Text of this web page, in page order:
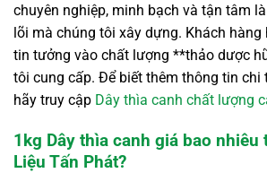
chuyên nghiệp, minh bạch và tận tâm
lõi mà chúng tôi xây dựng. Khách hàng
tin tưởng vào chất lượng **thảo dược
tôi cung cấp. Để biết thêm thông tin chi
hãy truy cập Dây thìa canh chất lượng
1kg Dây thìa canh giá bao nhiêu
Liệu Tấn Phát?